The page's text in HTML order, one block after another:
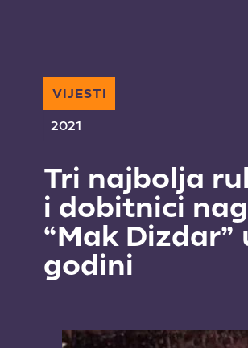
VIJESTI
2021
Tri najbolja
i dobitnici
“Mak Dizdar”
godini